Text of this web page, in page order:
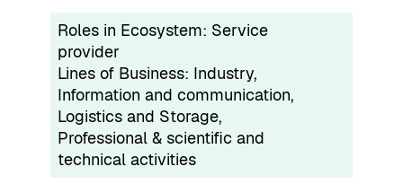
Roles in Ecosystem: Service
provider
Lines of Business: Industry
Information and communication
Logistics and Storage
Professional & scientific and
technical activities